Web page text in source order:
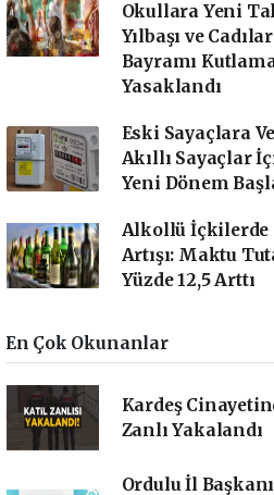
Okullara Yeni
Yılbaşı ve Cadılar
Bayramı
Yasaklandı
Eski Sayaçlara
Akıllı Sayaçlar
Yeni Dönem
Alkollü İçkilerde
Artışı: Maktu
Yüzde 12,5 Arttı
En Çok Okunanlar
Kardeş
Zanlı Yakalandı
Ordulu İl Başkanı